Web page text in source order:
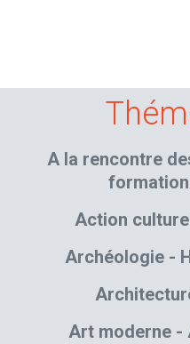
A la rencontre
formation
Action
Archéologie -
Art moderne -